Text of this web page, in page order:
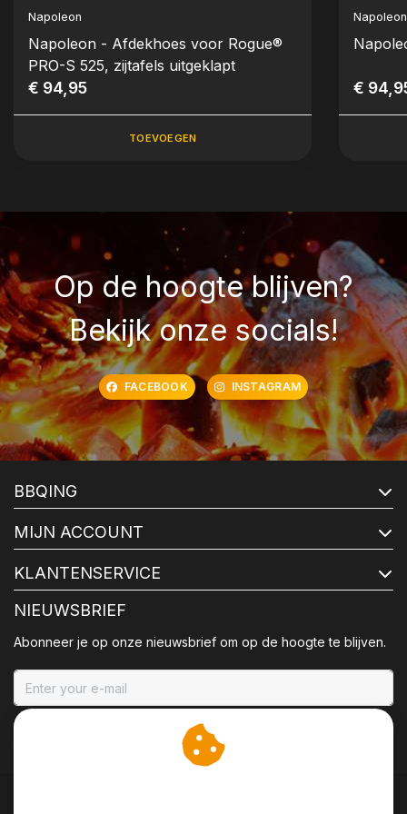
Napoleon
Napoleon - Afdekhoes voor Rogue®
PRO-S 525, zijtafels uitgeklapt
€ 94,95
TOEVOEGEN
Napoleon
€
Op de hoogte blijven?
Bekijk onze socials!
FACEBOOK INSTAGRAM
BBQING
MIJN ACCOUNT
KLANTENSERVICE
NIEUWSBRIEF
Abonneer je op onze nieuwsbrief om op de hoogte te blijven.